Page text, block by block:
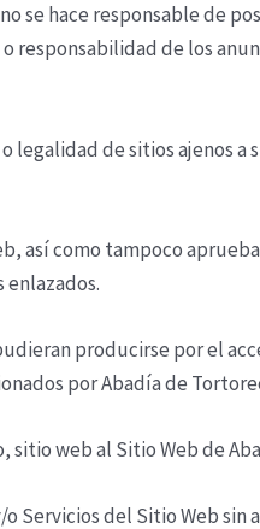
no se hace responsable de
de los
de sitios ajenos a
así como tampoco
producirse por el
porAbadía de
sitio web al Sitio Web de
del Sitio Web sin